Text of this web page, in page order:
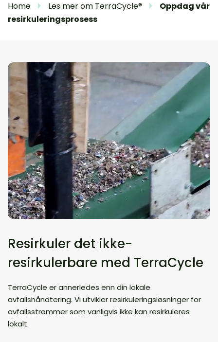
Home Les mer om TerraCycle®
Oppdag vår
resirkuleringsprosess
Resirkuler det ikke-
resirkulerbare med TerraCycle
TerraCycle er annerledes enn din lokale
avfallshåndtering. Vi utvikler resirkuleringsløsninger for
avfallsstrømmer som vanligvis ikke kan resirkuleres
lokalt.